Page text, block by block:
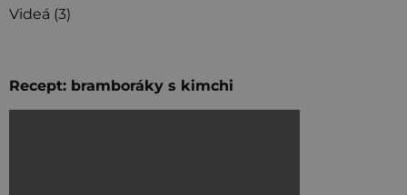
Videá (3)
Recept: bramboráky s kimchi